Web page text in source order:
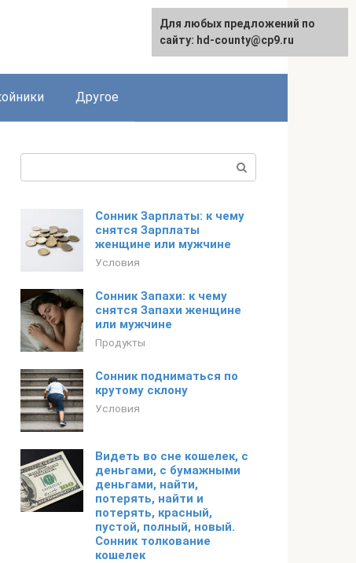
Другое
Сонник Зарплаты: к чему
снятся Зарплаты
женщине или мужчине
Условия
Сонник Запахи: к чему
снятся Запахи женщине
или мужчине
Продукты
Сонник подниматься по
крутому склону
Условия
Видеть во сне кошелек, с
деньгами, с бумажными
деньгами, найти,
потерять, найти и
потерять, красный,
пустой, полный, новый.
Сонник толкование
кошелек
Для любых предложений по
сайту: hd-county@cp9.ru